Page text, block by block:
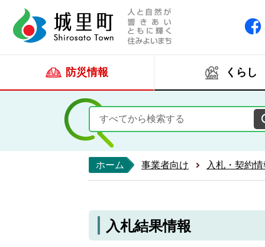
防災情報 くらし
ホーム 事業者向け 入札・契約
入札結果情報